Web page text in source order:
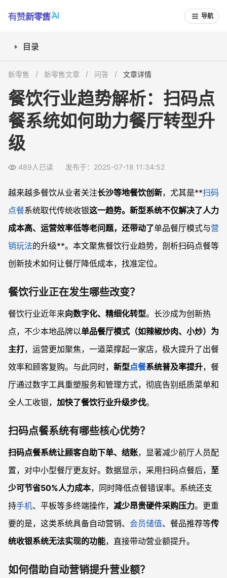
导航
目录
如何借助自动营销提升营业额？
餐厅定位与创新：长沙模式带来的启示
常见问题
餐饮店升级扫码点餐系统，投入和回报如何？
扫码点餐系统适合什么类型餐厅？
餐饮经营者如何保持竞争力？
新零售 新零售文章 问答 文章详情
餐饮行业趋势解析：扫码点
餐系统如何助力餐厅转型升
级
489人已读 发布于：2025-07-18 11:34:52
越来越多餐饮从业者关注长沙等地餐饮创新，尤其是**扫码
点餐系统取代传统收银这一趋势。新型系统不仅解决了人力
成本高、运营效率低等老问题，还带动了单品餐厅模式与营
销玩法的升级**。本文聚焦餐饮行业趋势，剖析扫码点餐等
创新技术如何让餐厅降低成本，找准定位。
餐饮行业正在发生哪些改变？
餐饮行业近年来向数字化、精细化转型。长沙成为创新热
点，不少本地品牌以单品餐厅模式（如辣椒炒肉、小炒）为
主打，运营更加聚焦，一道菜撑起一家店，极大提升了出餐
效率和顾客复购。与此同时， 新型点餐系统普及率提升，餐
厅通过数字工具重塑服务和管理方式，彻底告别纸质菜单和
全人工收银， 加快了餐饮行业升级步伐。
扫码点餐系统有哪些核心优势？
扫码点餐系统让顾客自助下单、结账，显著减少前厅人员配
置，对中小型餐厅更友好。数据显示，采用扫码点餐后， 至
少可节省50%人力成本，同时降低点餐错误率。系统还支
持手机、平板等多终端操作， 减少昂贵硬件采购压力。更重
要的是，这类系统具备自动营销、 会员储值、餐品推荐等传
统收银系统无法实现的功能，直接带动营业额提升。
如何借助自动营销提升营业额？